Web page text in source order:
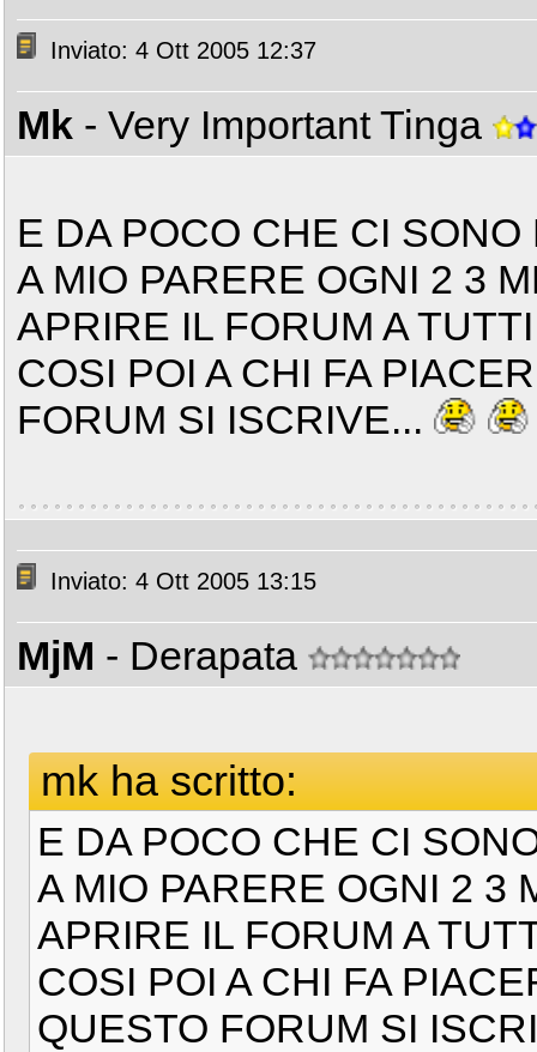
Inviato: 4 Ott 2005 12:37
Mk - Very Important Tinga
E DA POCO CHE CI
A MIO PARERE OGNI 2 3
APRIRE IL FORUM A TUTTI
COSI POI A CHI FA
FORUM SI ISCRIVE...
Inviato: 4 Ott 2005 13:15
MjM - Derapata
mk ha scritto:
E DA POCO CHE CI
A MIO PARERE OGNI 2 3
APRIRE IL FORUM A
COSI POI A CHI FA
QUESTO FORUM SI